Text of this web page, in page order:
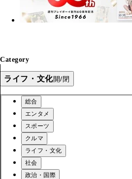
Category
ライフ・文化開/閉
総合
エンタメ
スポーツ
クルマ
ライフ・文化
社会
政治・国際